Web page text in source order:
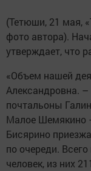
(Тетюши, 21 мая,
фото автора).
утверждает, что
«Объем нашей
Александровна.
поч­тальоны
Малое Шемякино
Бисярино
по очереди.
человек, из них